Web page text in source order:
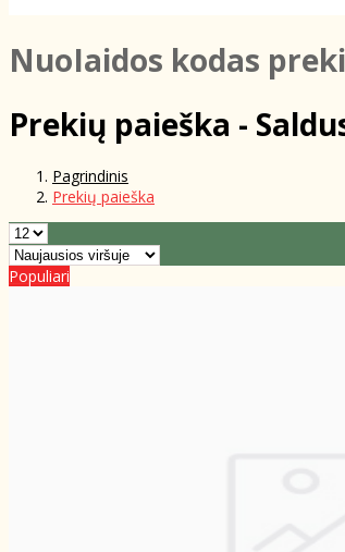
NuoIaidos kodas
Prekių paieška -
Pagrindinis
Prekių paieška
Populiari